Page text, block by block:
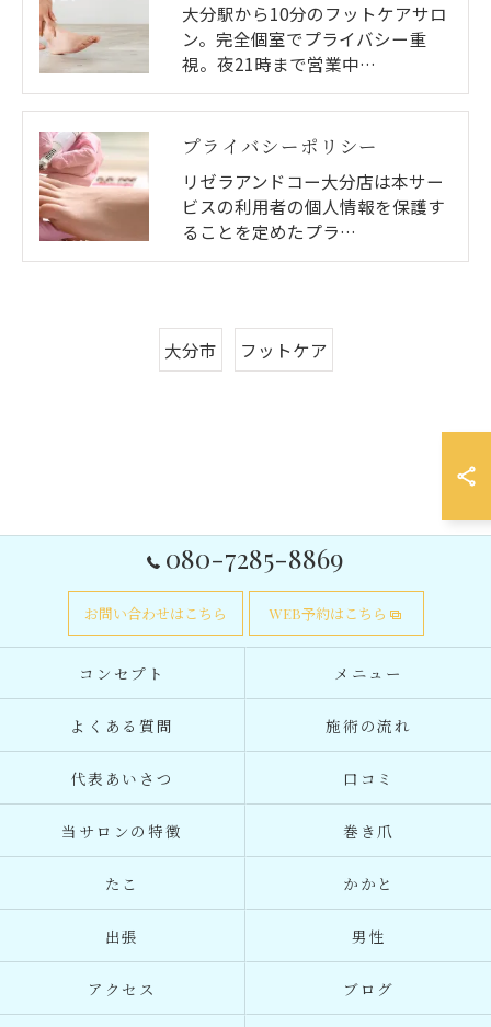
大分駅から10分のフットケアサロ
ン。完全個室でプライバシー重
視。夜21時まで営業中…
プライバシーポリシー
リゼラアンドコー大分店は本サー
ビスの利用者の個人情報を保護す
ることを定めたプラ…
大分市 フットケア
080-7285-8869
お問い合わせはこちら WEB予約はこちら
コンセプト メニュー
よくある質問 施術の流れ
代表あいさつ 口コミ
当サロンの特徴 巻き爪
たこ かかと
出張 男性
アクセス ブログ